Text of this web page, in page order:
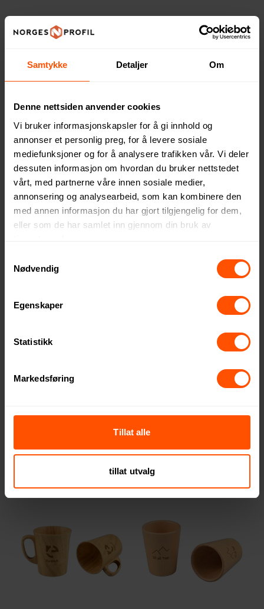
Samtykke Detaljer Om
Denne nettsiden anvender cookies
Vi bruker informasjonskapsler for å gi innhold og
annonser et personlig preg, for å levere sosiale
mediefunksjoner og for å analysere trafikken vår. Vi deler
dessuten informasjon om hvordan du bruker nettstedet
vårt, med partnerne våre innen sosiale medier,
annonsering og analysearbeid, som kan kombinere den
med annen informasjon du har gjort tilgjengelig for dem,
eller som de har samlet inn gjennom din bruk av
Nødvendig
Egenskaper
Statistikk
Markedsføring
Tillat alle
tillat utvalg
Düssel Bambus Bestikksett
med RPET Filtetui
49 NOKved 500 stk.
Fredrikke 150 ml Rustfritt
Stål Sammenleggbar Kopp
57.50 NOKved 1000 stk.
Sammenleggbar Kopp
flaskeåpner
82 NOK